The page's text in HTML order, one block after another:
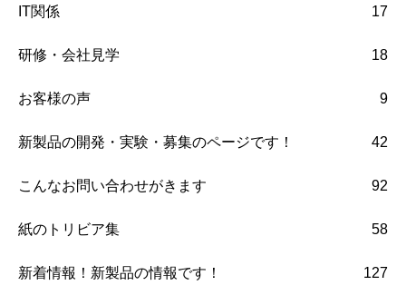
IT関係 17
研修・会社見学 18
お客様の声 9
新製品の開発・実験・募集のページです！ 42
こんなお問い合わせがきます 92
紙のトリビア集 58
新着情報！新製品の情報です！ 127